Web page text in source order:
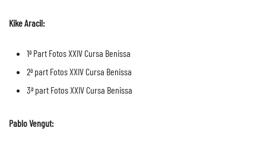
Kike Aracil:
1ª Part Fotos XXIV Cursa Benissa
2ª part Fotos XXIV Cursa Benissa
3ª part Fotos XXIV Cursa Benissa
Pablo Vengut: